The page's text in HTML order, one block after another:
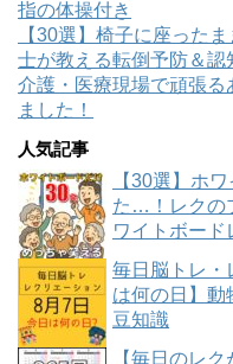
指の体操付き
【30選】椅子に座った
士が教える転倒予防＆認
介護・医療現場で頑張
ました！
人気記事
【30選】ホ
た…！レクの
ワイトボード
毎日脳トレ
は何の日】動
豆知識
【毎日のレ